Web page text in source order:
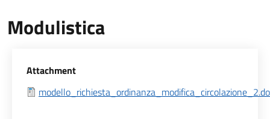
Modulistica
Allegati
Attachment